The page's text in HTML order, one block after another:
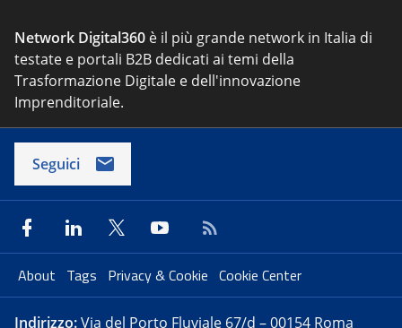
Network Digital360 è il più grande network in Italia di
testate e portali B2B dedicati ai temi della
Trasformazione Digitale e dell'innovazione
Imprenditoriale.
Seguici
About Tags Privacy & Cookie Cookie Center
Indirizzo:Via del Porto Fluviale 67/d – 00154 Roma